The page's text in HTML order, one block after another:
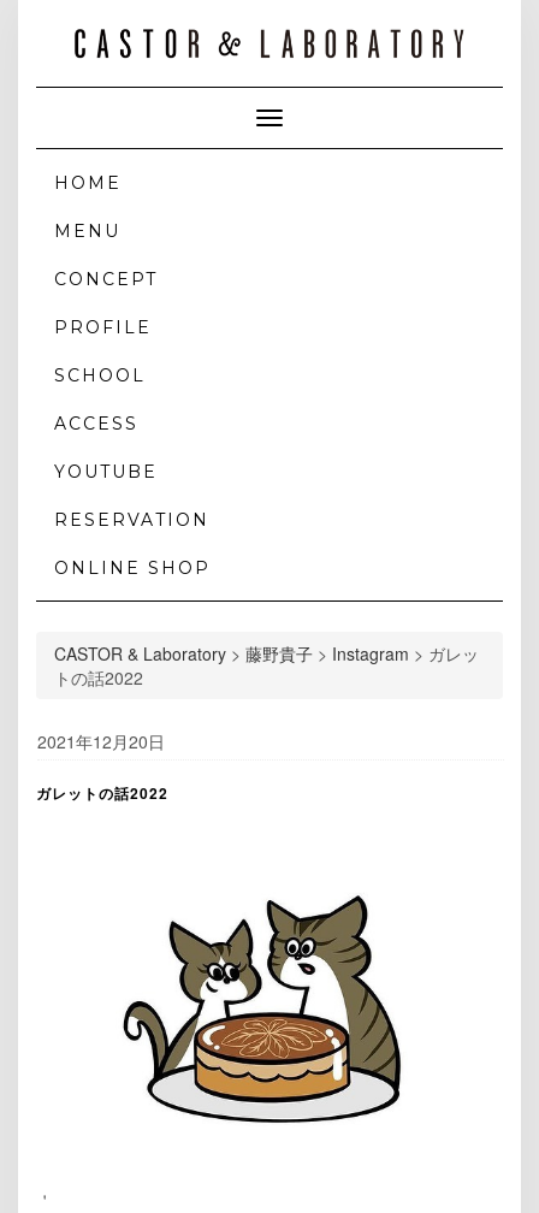
Toggle
Navigation
HOME
MENU
CONCEPT
PROFILE
SCHOOL
ACCESS
YOUTUBE
RESERVATION
ONLINE SHOP
CASTOR & Laboratory > 藤野貴子 > Instagram > ガレッ
トの話2022
2021年12月20日
ガレットの話2022
＇